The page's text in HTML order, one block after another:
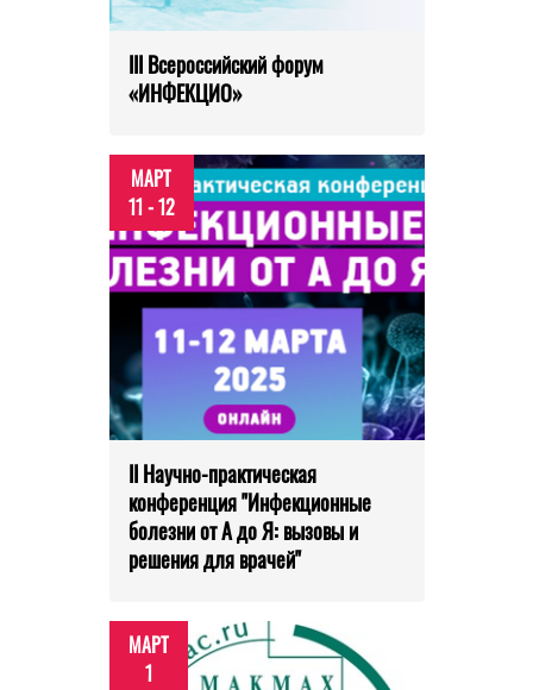
III Всероссийский форум
«ИНФЕКЦИО»
МАРТ
11 - 12
II Научно-практическая
конференция "Инфекционные
болезни от А до Я: вызовы и
решения для врачей"
МАРТ
1